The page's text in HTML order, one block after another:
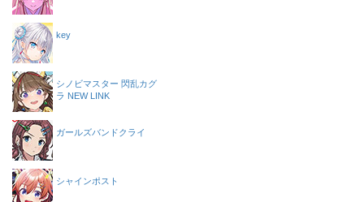
key
シノビマスター 閃乱カグ
ラ NEW LINK
ガールズバンドクライ
シャインポスト